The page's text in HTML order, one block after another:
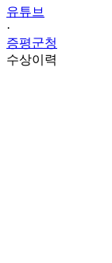
유튜브
·
증평군청
수상이력